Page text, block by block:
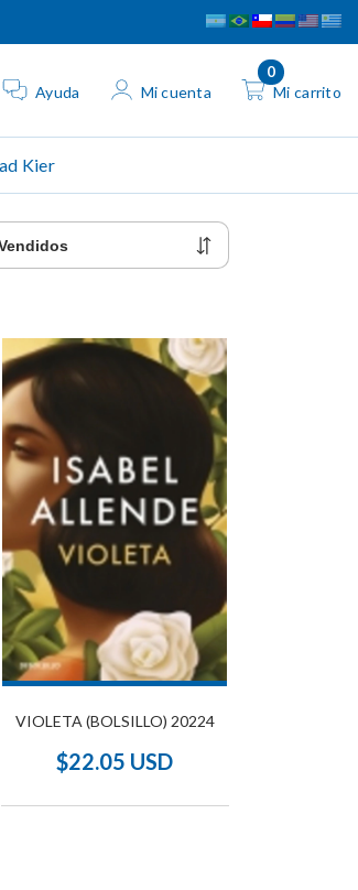
Ayuda Mi cuenta Mi carrito
0
Kier
VIOLETA (BOLSILLO) 20224
$22.05 USD